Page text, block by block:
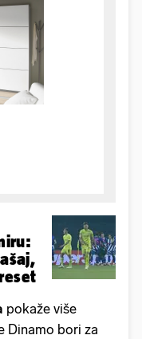
pokaže više
Dinamo bori za